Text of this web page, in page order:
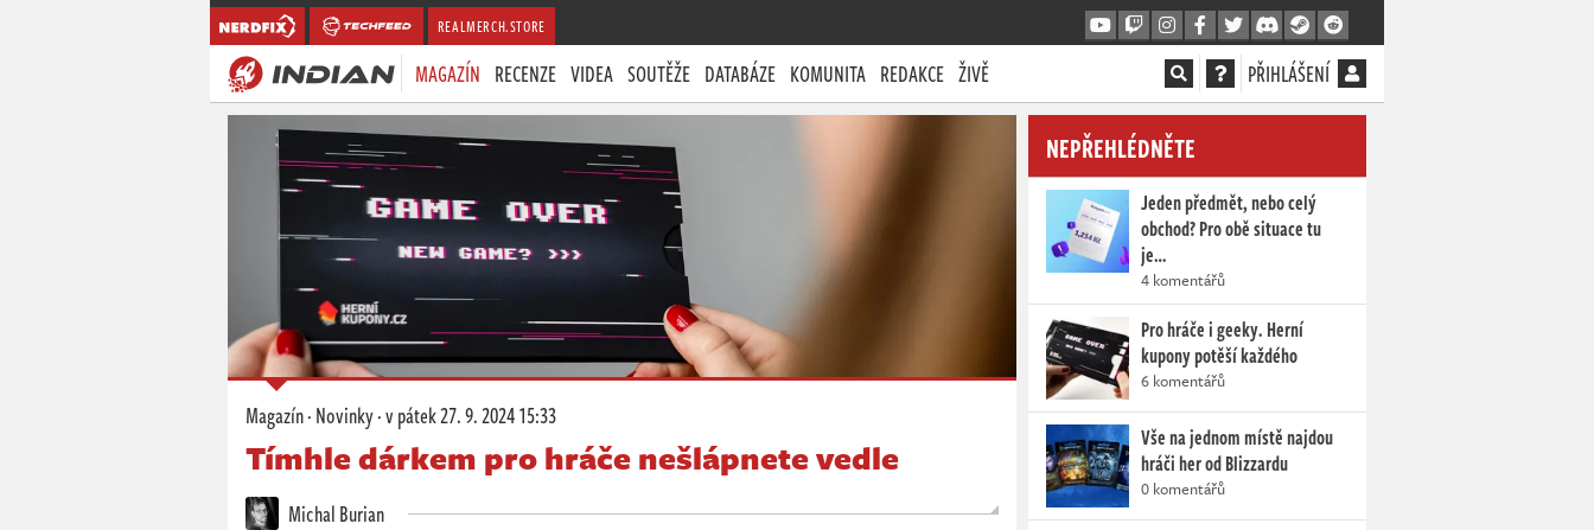
REALMERCH.STORE
MAGAZÍN RECENZE VIDEA SOUTĚŽE DATABÁZE KOMUNITA REDAKCE ŽIVĚ PŘIHLÁŠENÍ
Magazín·Novinky·v pátek27. 9. 2024 15:33
Tímhle dárkem pro hráče nešlápnete vedle
Michal Burian
NEPŘEHLÉDNĚTE
Jeden předmět, nebo celý
obchod? Pro obě situace tu
je…
4 komentářů
Pro hráče i geeky. Herní
kupony potěší každého
6 komentářů
Vše na jednom místě najdou
hráči her od Blizzardu
0 komentářů